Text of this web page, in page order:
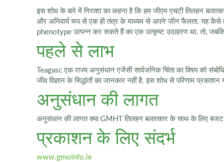
इस शोध के बारे में निराशा का कहना है कि हम जीएम एचटी तिलहन
और अनिवार्य रूप से एक ही तंत्र के माध्यम से अपने जीन फैलता. यह
phenotype उत्पन्न कर सकते हैं का एक उत्कृष्ट उदाहरण था. तो, जबकि
पहले से लाभ
Teagasc एक राज्य अनुसंधान एजेंसी सार्वजनिक चिंता का विषय को
जीव विज्ञान के सिद्धांतों का जानकार नहीं है. इस शोध से परिणाम
अनुसंधान की लागत
अनुसंधान की लागत क्या GMHT तिलहन बलात्कार के साथ के लिए बजट
प्रकाशन के लिए संदर्भ
www.gmoInfo.ie